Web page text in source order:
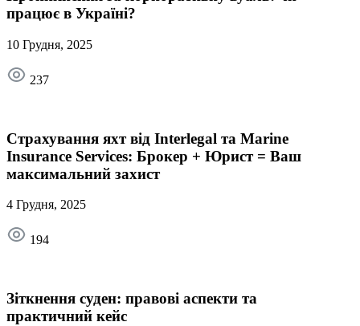
працює в Україні?
10 Грудня, 2025
237
Страхування яхт від Interlegal та Marine
Insurance Services: Брокер + Юрист = Ваш
максимальний захист
4 Грудня, 2025
194
Зіткнення суден: правові аспекти та
практичний кейс